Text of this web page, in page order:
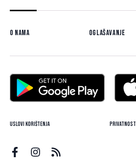
O nama Oglašavanje
Uslovi korištenja Privatnost